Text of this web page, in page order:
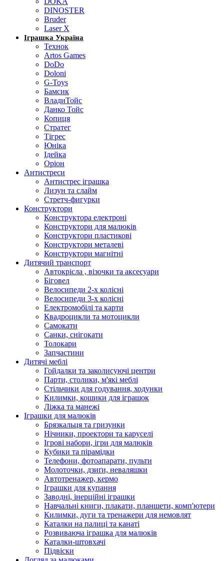
DINOSTER
Bruder
Laser X
Іграшка Україна
Технок
Artos Games
DoDo
Doloni
G-Toys
Бамсик
ВладиТойс
Данко Тойс
Копиця
Стратег
Тігрес
Юніка
Ідейка
Оріон
Антистреси
Антистрес іграшка
Лизун та слайм
Стретч-фигурки
Конструктори
Конструктора електроні
Конструктори для малюків
Конструктори пластикові
Конструктори металеві
Конструктори магнітні
Дитячий транспорт
Автокрісла , візочки та аксесуари
Біговел
Велосипеди 2-х колісні
Велосипеди 3-х колісні
Електромобілі та карти
Квадроцикли та мотоцикли
Самокати
Санки, снігокати
Толокари
Запчастини
Дитячі меблі
Гойдалки та заколисуючі центри
Парти, столики, м'які меблі
Стільчики для годування, ходунки
Килимки, кошики для іграшок
Ліжка та манежі
Іграшки для малюків
Брязкальця та гризунки
Нічники, проектори та каруселі
Ігрові набори, ігри для малюків
Кубики та пірамідки
Телефони, фотоапарати, пульти
Молоточки, дзиґи, неваляшки
Автотренажер, кермо
Іграшки для купання
Заводні, інерційні іграшки
Навчальні книги, плакати, планшети, комп'ютери
Килимки, дуги та тренажери для немовлят
Каталки на палиці та канаті
Розвиваюча іграшка для малюків
Каталки-штовхачі
Підвіски